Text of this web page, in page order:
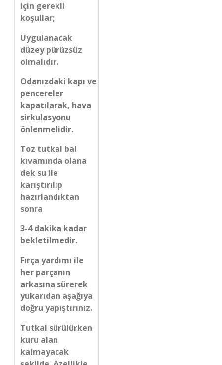
için gerekli
koşullar;
Uygulanacak
düzey pürüzsüz
olmalıdır.
Odanızdaki kapı ve
pencereler
kapatılarak, hava
sirkulasyonu
önlenmelidir.
Toz tutkal bal
kıvamında olana
dek su ile
karıştırılıp
hazırlandıktan
sonra
3-4 dakika kadar
bekletilmedir.
Fırça yardımı ile
her parçanın
arkasına sürerek
yukarıdan aşağıya
doğru yapıştırınız.
Tutkal sürülürken
kuru alan
kalmayacak